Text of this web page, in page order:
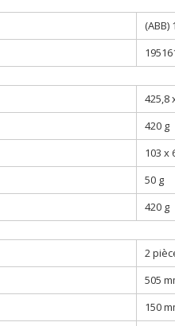
(ABB)
425,8
420 g
103 x
50 g
420 g
2
505
150